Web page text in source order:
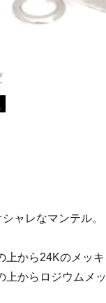
ャレなマンテル。
から24Kのメッキ
上からロジウムメ